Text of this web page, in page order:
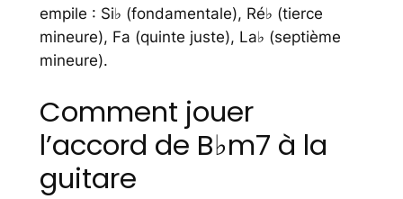
empile : Si♭ (fondamentale), Ré♭ (tierce
mineure), Fa (quinte juste), La♭ (septième
mineure).
Comment jouer
l’accord de B♭m7 à la
guitare